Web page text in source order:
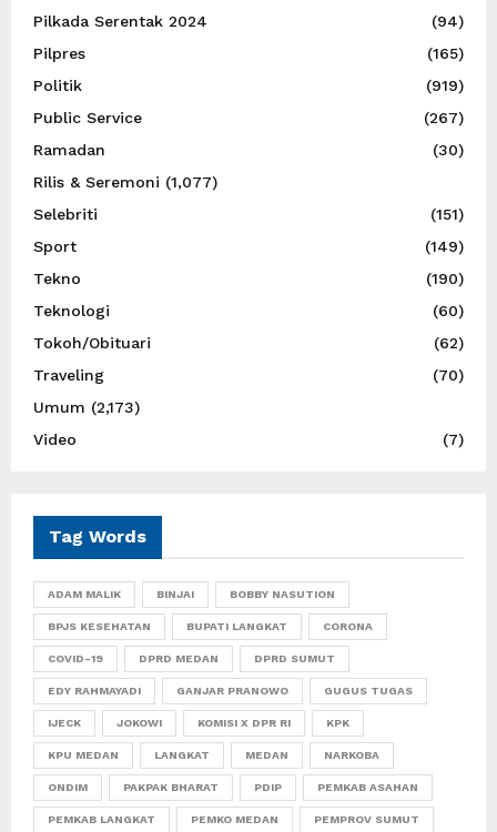
Pilkada Serentak 2024
(94)
Pilpres
(165)
Politik
(919)
Public Service
(267)
Ramadan
(30)
Rilis & Seremoni (1,077)
Selebriti
(151)
Sport
(149)
Tekno
(190)
Teknologi
(60)
Tokoh/Obituari
(62)
Traveling
(70)
Umum (2,173)
Video
(7)
Tag Words
ADAM MALIK BINJAI BOBBY NASUTION
BPJS KESEHATAN BUPATI LANGKAT CORONA
COVID-19 DPRD MEDAN DPRD SUMUT
EDY RAHMAYADI GANJAR PRANOWO GUGUS TUGAS
IJECK JOKOWI KOMISI X DPR RI KPK
KPU MEDAN LANGKAT MEDAN NARKOBA
ONDIM PAKPAK BHARAT PDIP PEMKAB ASAHAN
PEMKAB LANGKAT PEMKO MEDAN PEMPROV SUMUT